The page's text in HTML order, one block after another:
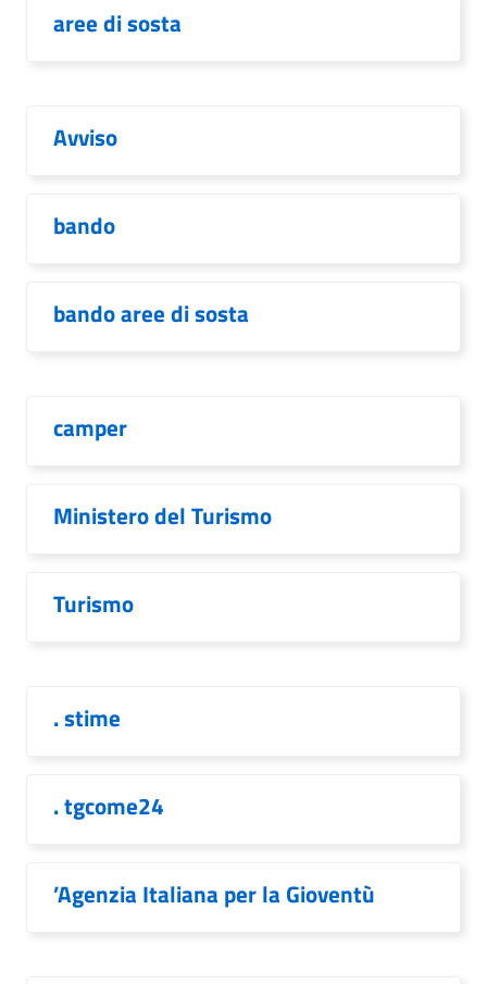
aree di sosta
Avviso
bando
bando aree di sosta
camper
Ministero del Turismo
Turismo
. stime
. tgcome24
’Agenzia Italiana per la Gioventù